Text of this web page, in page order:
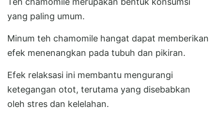
yang paling umum.
Minum teh chamomile hangat dapat memberikan
efek menenangkan pada tubuh dan pikiran.
Efek relaksasi ini membantu mengurangi
ketegangan otot, terutama yang disebabkan
oleh stres dan kelelahan.